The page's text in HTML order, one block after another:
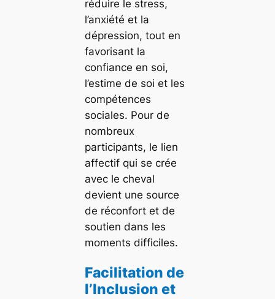
réduire le stress,
l’anxiété et la
dépression, tout en
favorisant la
confiance en soi,
l’estime de soi et les
compétences
sociales. Pour de
nombreux
participants, le lien
affectif qui se crée
avec le cheval
devient une source
de réconfort et de
soutien dans les
moments difficiles.
Facilitation de
l’Inclusion et